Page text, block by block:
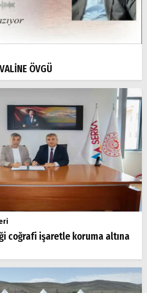
ÖVGÜ
coğrafi işaretle koruma altına